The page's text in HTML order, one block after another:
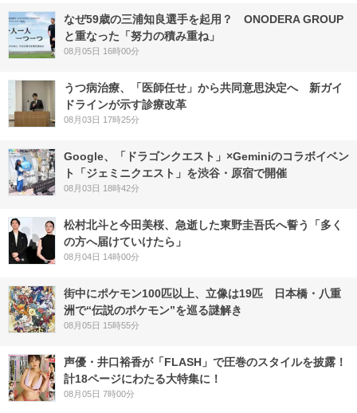
なぜ59歳の三浦知良選手を起用？ ONODERA GROUP
と重なった「努力の積み重ね」
08月05日 16時00分
うつ病治療、「医師任せ」から共同意思決定へ 新ガイ
ドラインが示す診療改革
08月03日 17時25分
Google、「ドラゴンクエスト」×Geminiのコラボイベン
ト「ジェミニクエスト」を渋谷・原宿で開催
08月03日 18時42分
松村北斗と今田美桜、急逝した東野圭吾氏へ誓う「多く
の方へ届けていけたら」
08月04日 14時00分
街中にポケモン100匹以上、立像は19匹 日本橋・八重
洲で“伝説のポケモン”を巡る謎解き
08月05日 15時55分
声優・井口裕香が「FLASH」で圧巻のスタイルを披露！
計18ページにわたる大特集に！
08月05日 7時00分